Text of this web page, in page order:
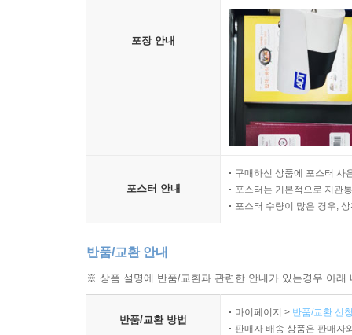
포장 안내
포스터 안내
구매하신 상품에 포스터 사
포스터는 기본적으로 지관
포스터 수량이 많은 경우,
반품/교환 안내
※ 상품 설명에 반품/교환과 관련한 안내가 있는경우 아
반품/교환 방법
마이페이지 > 반품/교환 신
판매자 배송 상품은 판매자